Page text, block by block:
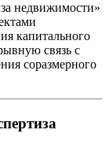
недвижимости»
капитального
связь с
соразмерного